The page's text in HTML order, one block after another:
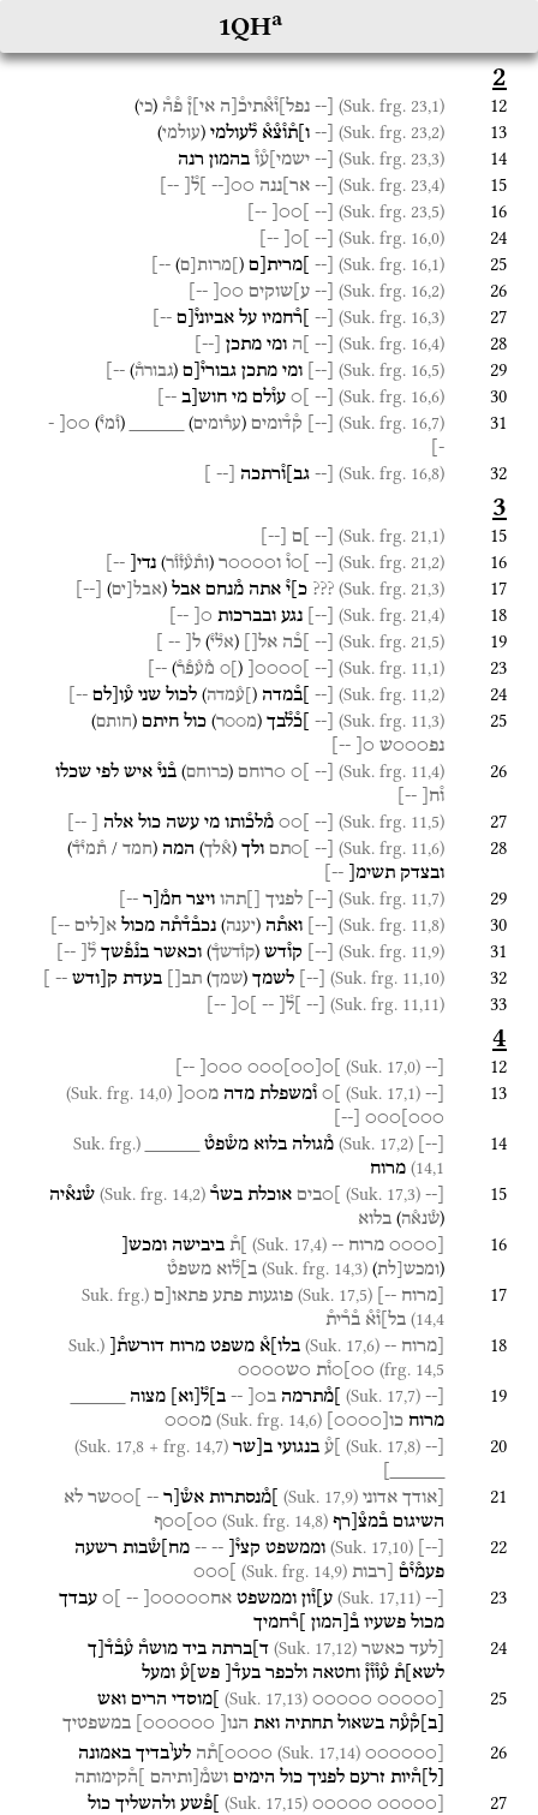
1QHa
2
12
(Suk. frg. 23,1)
[-- נפל]ו֯א֯תיכ֯[ה אי]ן֯ פ֯ה֯ (כי)
13
(Suk. frg. 23,2)
[-- ו]ת֯ו֯צ֯א֯ ל֯עולמי (עולמי)
14
(Suk. frg. 23,3)
[-- ישמי]ע֯ו֯ בהמון רנה
15
(Suk. frg. 23,4)
[-- אר]ננה ○○[-- ]ל֯[ --]
16
(Suk. frg. 23,5)
[--
]○○[
--]
24
(Suk. frg. 16,0)
[--
]○[
--]
25
(Suk. frg. 16,1)
[-- ]מרית[ם ( ]מרות[ם)
--]
26
(Suk. frg. 16,2)
[-- ע]שוקים ○○[
--]
27
(Suk. frg. 16,3)
[-- ]ר֯חמיו על אביוני֯[ם --]
28
(Suk. frg. 16,4)
[-- ]ה ומי מתכן --
29
(Suk. frg. 16,5)
-- ומי מתכן גבורי֯[ם (גבורה֯)
--]
30
(Suk. frg. 16,6)
[--
]○ עו֯לם מי חוש[ב --]
31
(Suk. frg. 16,7)
-- ק֯ד֯ומים (ער֯ומים)
(ו֯מי֯)
○○[
-
-]
32
(Suk. frg. 16,8)
[-- גב]ו֯רתכה --
3
15
(Suk. frg. 21,1)
[-- ]ם --
16
(Suk. frg. 21,2)
[-- ]○ו֯ ו○○○○ר (ות֯ע֯ז֯ו֯ר) נדי[ --]
17
(Suk. frg. 21,3)
??? כ]י֯ אתה מ֯נחם אבל (אבל[ים)
--
18
(Suk. frg. 21,4)
-- נגע ובברכות ○[
--]
19
(Suk. frg. 21,5)
[-- ]כ֯ה אל[] (אל֯י֯) ל --
23
(Suk. frg. 11,1)
[--
]○○○○[
( ]○ מ֯ע֯פ֯ר֯)
--]
24
(Suk. frg. 11,2)
[-- ]ב֯מדה ( ]ע֯מדה) לכול שני ע֯ו[לם --]
25
(Suk. frg. 11,3)
[-- ]כ֯ל֯בך (מ○○ר) כול חיתם (חותם)
נפ○○○ש ○[
--]
26
(Suk. frg. 11,4)
[--
]○ ○רוחם (כרוחם) ב֯ני֯ איש לפי שכלו
ו֯ח[
--]
27
(Suk. frg. 11,5)
[--
]○○ מ֯לכ֯ותו מי עשה כול אלה --]
28
(Suk. frg. 11,6)
[-- ]○תם ולך (א֯לך) המה (חמד / ת֯מי֯ד֯)
ובצדק תשימ[ --]
29
(Suk. frg. 11,7)
-- לפניך []תהו ויצר חמ֯[ר --]
30
(Suk. frg. 11,8)
-- ואת֯ה (יענה) נכב֯ד֯ת֯ה מכול א[לים --]
31
(Suk. frg. 11,9)
-- קו֯דש (קו֯דשך֯) וכאשר בנ֯פ֯שך ל֯ --
32
(Suk. frg. 11,10)
-- לשמך (שמך) תב[] בעדת ק[ודש -- ]
33
(Suk. frg. 11,11)
[-- ]ל֯[ --
]○[
--]
4
12
[--
(Suk. 17,0)
]○
○○
○○○
○○○[
--]
13
[--
(Suk. 17,1)
]○ ו֯משפלת מדה מ○○[ (Suk. frg. 14,0)
○○○]○○○
--
14
--
(Suk. 17,2) מ֯גולה בלוא מש֯פט֯
(Suk. frg.
14,1) מרוח
15
[--
(Suk. 17,3) ]○בים אוכלת בשר֯ (Suk. frg. 14,2) ש֯נא֯יה
(ש֯נא֯ה) בלוא
16
[○○○○ מרוח --
(Suk. 17,4) ]ת֯ ביבישה ומכש[
(ומכש[לת)
(Suk. frg. 14,3) ב]ל֯וא משפט֯
17 [מרוח --]
(Suk. 17,5) פוגעות פתע פתאו[ם (Suk. frg.
14,4) בל]ו֯א֯ ב֯ר֯ית֯
18 [מרוח --
(Suk. 17,6) בלו]א֯ משפט מרוח דורשת֯[
(Suk.
frg. 14,5) ○○]○ו֯ת ○ש○○○○
19
[--
(Suk. 17,7) ]מ֯תרמה ב○[ -- ב]ל֯ וא מצוה
מרוח כו ○○○○
(Suk. frg. 14,6) מ○○○
20
[--
(Suk. 17,8) ]ע֯ בנגועי ב[שר (Suk. 17,8 + frg. 14,7)
21 [אודך אדוני (Suk. 17,9) ]מ֯נסתרות אש֯[ר -- ]○○שר לא
השיגום ב֯מצ֯[רף (Suk. frg. 14,8) ○○]○○ף
22
--
(Suk. 17,10) וממשפט קצי֯[ --
-- מח]ש֯בות רשעה
פעמ֯י֯ם֯
[רבות (Suk. frg. 14,9)
]○○○
23
[--
(Suk. 17,11) ע]ו֯ון וממשפט אח○○○○○[ --
]○ עבדך
מכול פשעיו ב֯[המון ]ר֯חמיך
24 [לעד כאשר (Suk. 17,12) ד]ברתה ביד מושה֯ ע֯ב֯ד֯[ך
לשא]ת֯ ע֯ו֯ו֯ן֯ וחטאה ולכפר בעד֯[ פש]ע֯ ומעל
25
[○○○○○
○○○○○
(Suk. 17,13) ]מוסדי הרים ואש
ב ק֯ע֯ה בשאול תחתיה ואת הנו[ ○○○○○○] במשפטיך
26
[○○○○○○
(Suk. 17,14) ○○○○]ת֯ה לעובדיך באמונה
ל ה֯יות זרעם לפניך כול הימים ושמ֯[ותיהם ]ה֯קימותה
27
[○○○○○
○○○○○
(Suk. 17,15) ]פ֯שע ולהשליך כול